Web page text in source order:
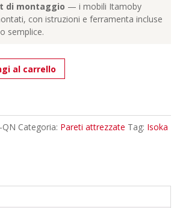
di montaggio — i mobili Itamoby
con istruzioni e ferramenta incluse
semplice.
al carrello
QN Categoria: Pareti attrezzate Tag: Isoka